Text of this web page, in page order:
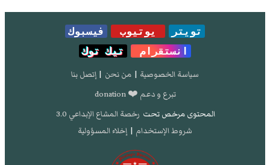
تويتر يوتيوب
فيسبوك
انستقرام
تيك توك
سياسة الخصوصية | من نحن | إتصل بنا
تبرع و دعم ❤️ donation
المحتوى مرخص تحت رخصة المشاع الإبداعي 3.0
شروط الإستخدام | إخلاء المسؤولية